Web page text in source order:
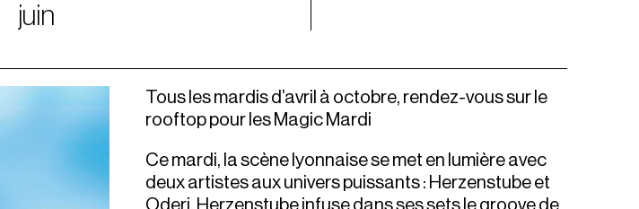
juin
Tous les mardis d’avril à octobre, rendez-vous sur le
rooftop pour les Magic Mardi
Ce mardi, la scène lyonnaise se met en lumière avec
deux artistes aux univers puissants : Herzenstube et